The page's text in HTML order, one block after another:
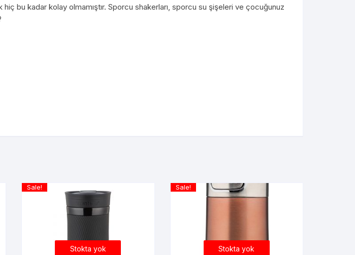
bu kadar kolay olmamıştır. Sporcu shakerları, sporcu su şişeleri ve çocuğunuz
Stokta yok
Sale!
Stokta yok
Sale!